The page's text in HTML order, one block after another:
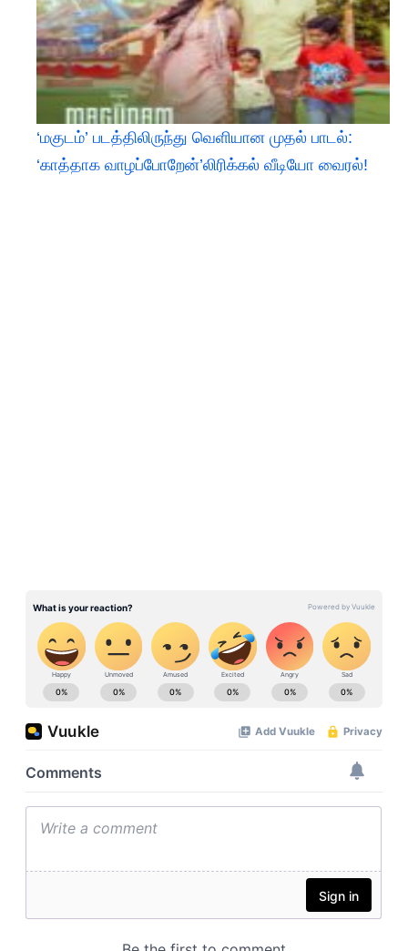
‘மகுடம்’ படத்திலிருந்து வெளியான முதல் பாடல்:
‘காத்தாக வாழப்போறேன்’லிரிக்கல் வீடியோ வைரல்!